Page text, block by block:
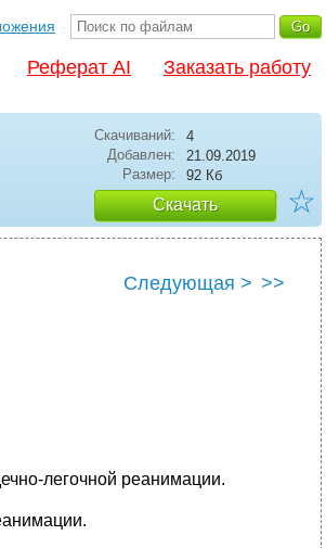
Реферат AI Заказать работу
Скачиваний:
4
Добавлен:
21.09.2019
Размер:
92 Кб
Скачать ☆
Следующая > >>
легочной реанимации.